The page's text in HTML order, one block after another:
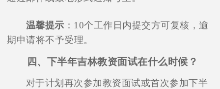
温馨提示 ：10个工作日内提交方可复核，逾
期申请将不予受理。
四、下半年吉林教资面试在什么时候？
对于计划再次参加教资面试或首次参加下半